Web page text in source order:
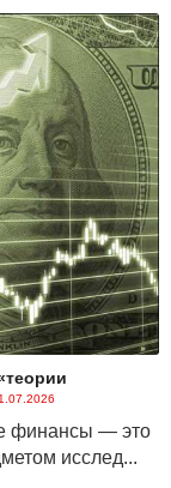
финансы — это
исслед...